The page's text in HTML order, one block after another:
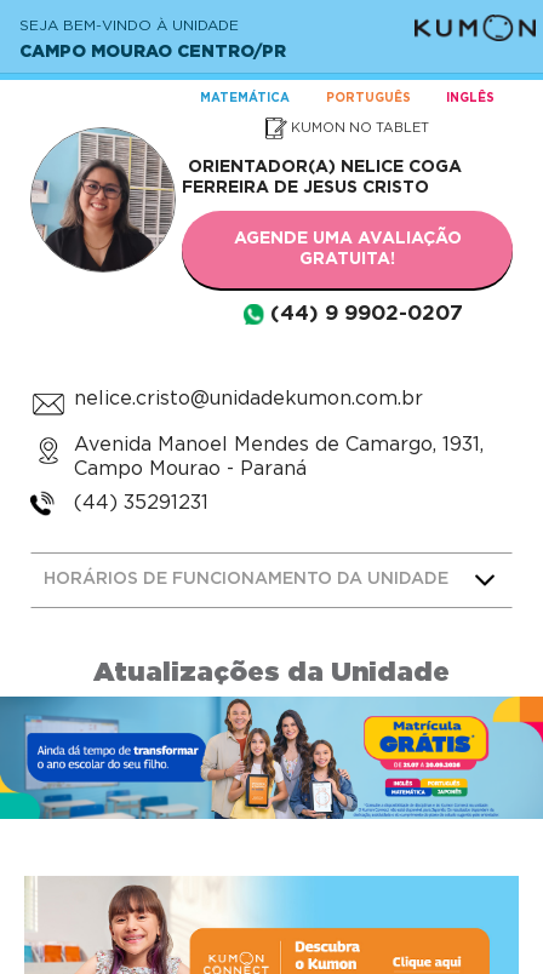
SEJA BEM-VINDO À UNIDADE
CAMPO MOURAO CENTRO/PR
MATEMÁTICA PORTUGUÊS INGLÊS
KUMON NO TABLET
ORIENTADOR(A) NELICE COGA
FERREIRA DE JESUS CRISTO
AGENDE UMA AVALIAÇÃO
GRATUITA!
(44) 9 9902-0207
nelice.cristo@unidadekumon.com.br
Avenida Manoel Mendes de Camargo, 1931,
Campo Mourao - Paraná
(44) 35291231
HORÁRIOS DE FUNCIONAMENTO DA UNIDADE
Atualizações da Unidade